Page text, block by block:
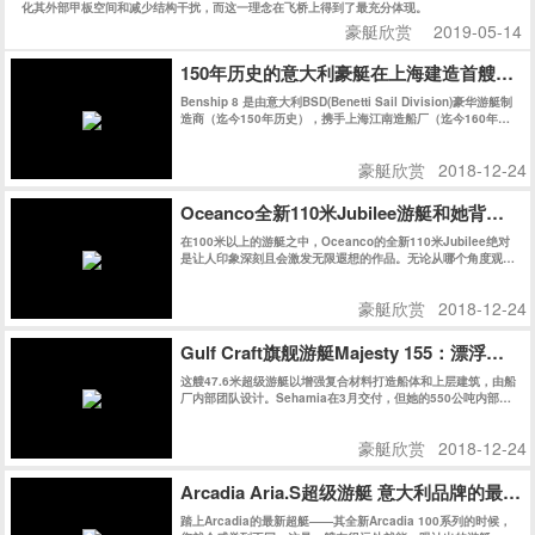
化其外部甲板空间和减少结构干扰，而这一理念在飞桥上得到了最充分体现。
豪艇欣赏 2019-05-14
150年历史的意大利豪艇在上海建造首艘游
Benship 8 是由意大利BSD(Benetti Sail Division)豪华游艇制
造商（迄今150年历史），携手上海江南造船厂（迄今160年历
豪艇欣赏 2018-12-24
Oceanco全新110米Jubilee游艇和她背后的
在100米以上的游艇之中，Oceanco的全新110米Jubilee绝对
是让人印象深刻且会激发无限遐想的作品。无论从哪个角度观
豪艇欣赏 2018-12-24
Gulf Craft旗舰游艇Majesty 155：漂浮在海
这艘47.6米超级游艇以增强复合材料打造船体和上层建筑，由船
厂内部团队设计。Sehamia在3月交付，但她的550公吨内部空
豪艇欣赏 2018-12-24
Arcadia Aria.S超级游艇 意大利品牌的最新
踏上Arcadia的最新超艇——其全新Arcadia 100系列的时候，